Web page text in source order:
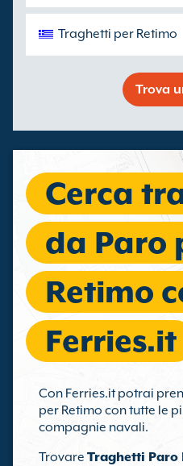
Traghetti per Retimo
Trova
Cerca
da Paro
Retimo
Ferries.it
Con Ferries.it potrai
per Retimo con tutte le
compagnie navali.
Trovare Traghetti Paro